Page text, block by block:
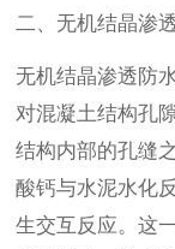
二、无机结晶渗
无机结晶渗透防
对混凝土结构孔
结构内部的孔缝
酸钙与水泥水化
生交互反应。这